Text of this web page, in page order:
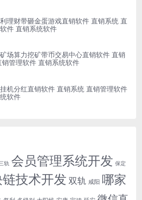
理财带砸金蛋游戏直销软件 直销系统 直
件 直销系统软件
场算力挖矿带币交易中心直销软件 直销
销管理软件 直销系统软件
机分红直销软件 直销系统 直销管理软件
软件
轨 会员管理系统开发 保定
技术开发 双轨 咸阳 哪家